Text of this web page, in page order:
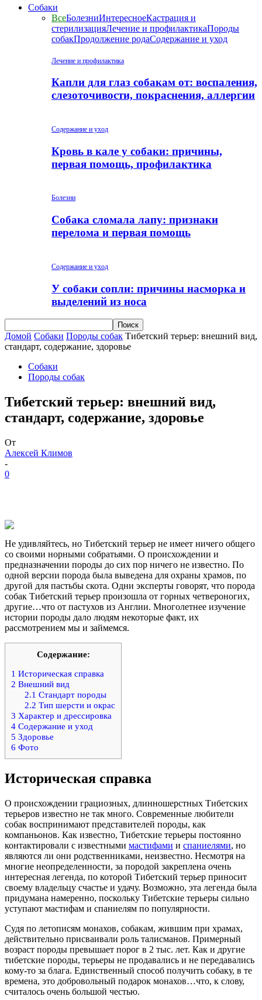
Собаки
ВсеБолезниИнтересноеКастрация и
стерилизацияЛечение и профилактикаПороды
собакПродолжение родаСодержание и уход
Лечение и профилактика
Капли для глаз собакам от: воспаления,
слезоточивости, покраснения, аллергии
Содержание и уход
Кровь в кале у собаки: причины,
первая помощь, профилактика
Болезни
Собака сломала лапу: признаки
перелома и первая помощь
Содержание и уход
У собаки сопли: причины насморка и
выделений из носа
Домой Собаки Породы собак Тибетский терьер: внешний вид,
стандарт, содержание, здоровье
Собаки
Породы собак
Тибетский терьер: внешний вид,
стандарт, содержание, здоровье
От
Алексей Климов
-
0
Не удивляйтесь, но Тибетский терьер не имеет ничего общего
со своими норными собратьями. О происхождении и
предназначении породы до сих пор ничего не известно. По
одной версии порода была выведена для охраны храмов, по
другой для пастьбы скота. Одни эксперты говорят, что порода
собак Тибетский терьер произошла от горных четвероногих,
другие…что от пастухов из Англии. Многолетнее изучение
истории породы дало людям некоторые факт, их
рассмотрением мы и займемся.
Содержание:
1 Историческая справка
2 Внешний вид
2.1 Стандарт породы
2.2 Тип шерсти и окрас
3 Характер и дрессировка
4 Содержание и уход
5 Здоровье
6 Фото
Историческая справка
О происхождении грациозных, длинношерстных Тибетских
терьеров известно не так много. Современные любители
собак воспринимают представителей породы, как
компаньонов. Как известно, Тибетские терьеры постоянно
контактировали с известными мастифами и спаниелями, но
являются ли они родственниками, неизвестно. Несмотря на
многие неопределенности, за породой закреплена очень
интересная легенда, по которой Тибетский терьер приносит
своему владельцу счастье и удачу. Возможно, эта легенда была
придумана намеренно, поскольку Тибетские терьеры сильно
уступают мастифам и спаниелям по популярности.
Судя по летописям монахов, собакам, жившим при храмах,
действительно присваивали роль талисманов. Примерный
возраст породы превышает порог в 2 тыс. лет. Как и другие
тибетские породы, терьеры не продавались и не передавались
кому-то за блага. Единственный способ получить собаку, в те
времена, это добровольный подарок монахов…что, к слову,
считалось очень большой честью.